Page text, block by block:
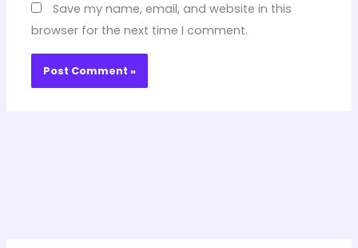
Save my name, email, and website in this
browser for the next time I comment.